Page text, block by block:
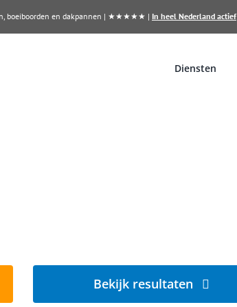
boeiboorden en dakpannen | ★★★★★ | In heel Nederland actief
Diensten
Bekijk resultaten